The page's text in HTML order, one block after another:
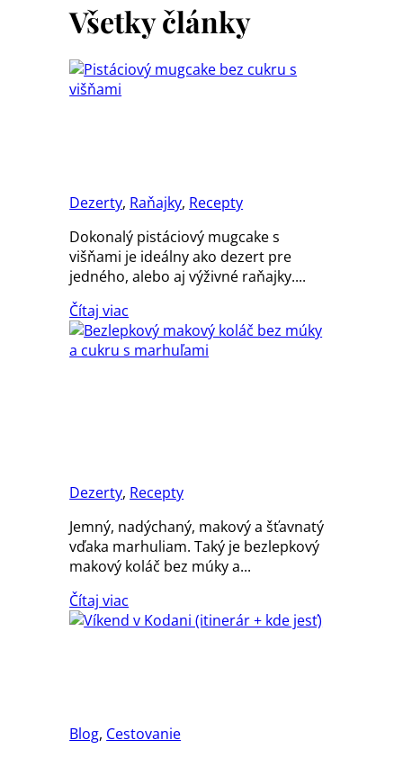
Všetky články
Dezerty, Raňajky, Recepty
Dokonalý pistáciový mugcake s
višňami je ideálny ako dezert pre
jedného, alebo aj výživné raňajky....
Čítaj viac
Dezerty, Recepty
Jemný, nadýchaný, makový a šťavnatý
vďaka marhuliam. Taký je bezlepkový
makový koláč bez múky a...
Čítaj viac
Blog, Cestovanie